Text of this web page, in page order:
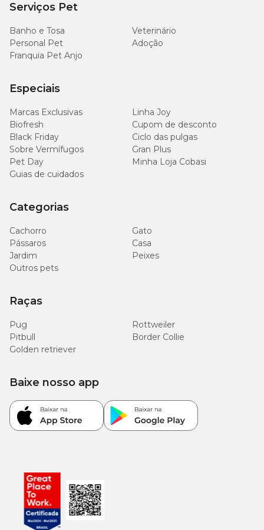
Fruto-oligossacarídeos (mín.)
Ômega 6 (mín.)
Ômega 3 (mín.)
Energia Metabolizável (mín.)
Enriquecimento Mínimo
Vitamina E 600UI; Zinco 190mg.
Quantidade Diária Recomendada
Fornecer um petisco por dia para cães de raças médias e grandes
acima de 10kg. Não é recomendado para filhotes com menos de 4
Uma vez aberto, fornecer em até 14 dias. Sempre deixe água fresca
e limpa disponível. Armazene em local fresco e seco e mantenha a
Este produto não substitui o alimento completo.
Na Cobasi você encontra o Petisco Dental N&D Quinoa Cães
Médios e Grandes Arenque, Quinoa, Coco e Cúrcuma com
preço especial, além de ofertas e condições exclusivas para
cuidar do seu pet todos os dias. Compre pelo site, App ou em uma
benefícios exclusivos.
Serviços Pet
Banho e Tosa
Veterinário
Personal Pet
Adoção
Franquia Pet Anjo
Especiais
Marcas Exclusivas
Linha Joy
Biofresh
Cupom de desconto
Black Friday
Ciclo das pulgas
Sobre Vermífugos
Gran Plus
Pet Day
Minha Loja Cobasi
Guias de cuidados
Categorias
Cachorro
Gato
Pássaros
Casa
Jardim
Peixes
Outros pets
Raças
Pug
Rottweiler
Pitbull
Border Collie
Golden retriever
Baixe nosso app